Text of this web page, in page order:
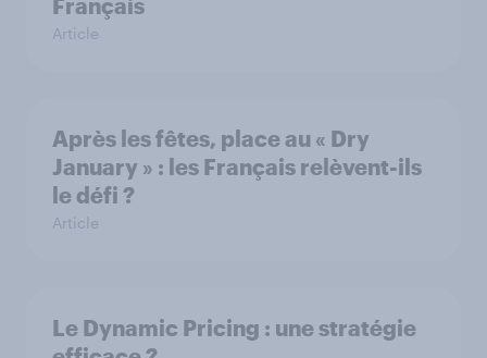
Français
Article
Après les fêtes, place au « Dry
January » : les Français relèvent-ils
le défi ?
Article
Le Dynamic Pricing : une stratégie